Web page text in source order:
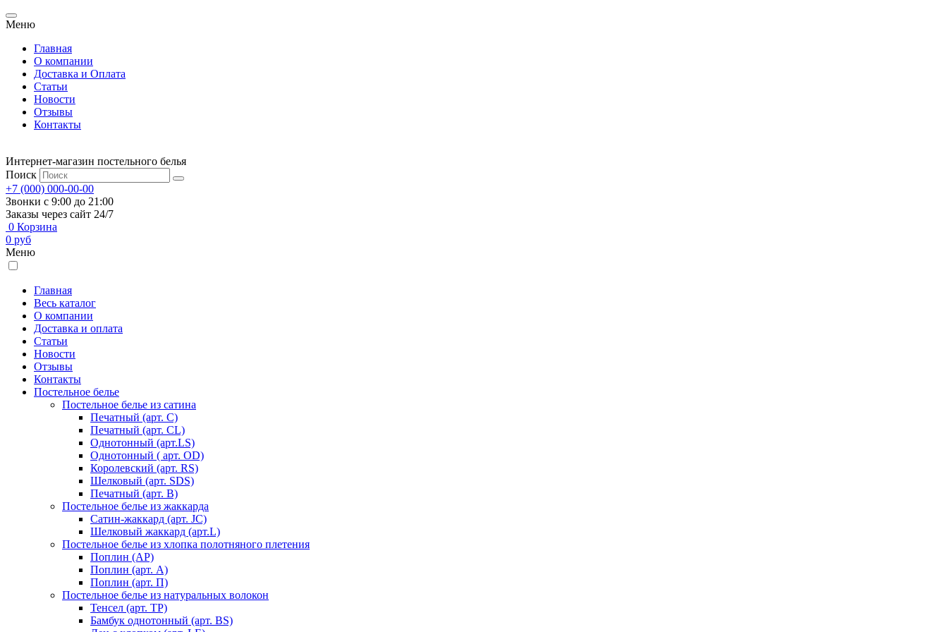
Меню
Главная
О компании
Доставка и Оплата
Статьи
Новости
Отзывы
Контакты
Интернет-магазин постельного белья
Поиск
+7 (000) 000-00-00
Звонки с 9:00 до 21:00
Заказы через сайт 24/7
0 Корзина
0 руб
Меню
Главная
Весь каталог
О компании
Доставка и оплата
Статьи
Новости
Отзывы
Контакты
Постельное белье
Постельное белье из сатина
Печатный (арт. С)
Печатный (арт. СL)
Однотонный (арт.LS)
Однотонный ( арт. OD)
Королевский (арт. RS)
Шелковый (арт. SDS)
Печатный (арт. В)
Постельное белье из жаккарда
Сатин-жаккард (арт. JC)
Шелковый жаккард (арт.L)
Постельное белье из хлопка полотняного плетения
Поплин (AP)
Поплин (арт. А)
Поплин (арт. П)
Постельное белье из натуральных волокон
Тенсел (арт. ТР)
Бамбук однотонный (арт. BS)